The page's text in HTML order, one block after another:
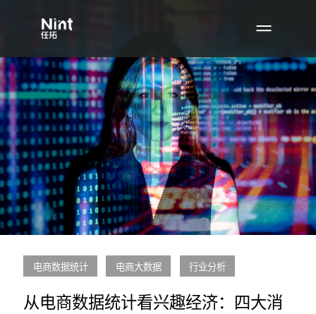
从电商数据统计看兴趣经济：四大消
电商数据统计 电商大数据 行业分析